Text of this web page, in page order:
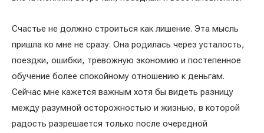
Счастье не должно строиться как лишение. Эта мысль
пришла ко мне не сразу. Она родилась через усталость,
поездки, ошибки, тревожную экономию и постепенное
обучение более спокойному отношению к деньгам.
Сейчас мне кажется важным хотя бы видеть разницу
между разумной осторожностью и жизнью, в которой
радость разрешается только после очередной